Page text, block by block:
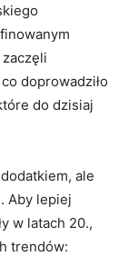
doprowadziło
do dzisiaj
ale
Aby lepiej
w latach 20.,
trendów: